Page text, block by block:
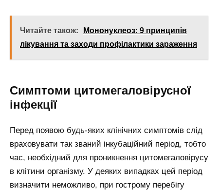
Читайте також:
Мононуклеоз: 9 принципів
лікування та заходи профілактики зараження
Симптоми цитомегаловірусної
інфекції
Перед появою будь-яких клінічних симптомів слід
враховувати так званий інкубаційний період, тобто
час, необхідний для проникнення цитомегаловірусу
в клітини організму. У деяких випадках цей період
визначити неможливо, при гострому перебігу